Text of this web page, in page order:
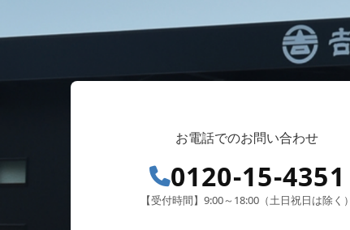
お電話でのお問い合わせ
0120-15-4351
【受付時間】9:00～18:00（土日祝日は除く）